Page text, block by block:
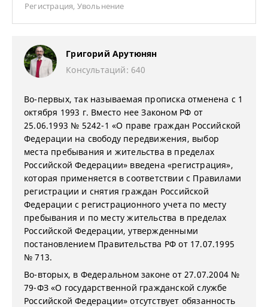
Регистрация, Увольнение
Григорий Арутюнян
Консультаций: 640
Во-первых, так называемая прописка отменена с 1
октября 1993 г. Вместо нее Законом РФ от
25.06.1993 № 5242-1 «О праве граждан Российской
Федерации на свободу передвижения, выбор
места пребывания и жительства в пределах
Российской Федерации» введена «регистрация»,
которая применяется в соответствии с Правилами
регистрации и снятия граждан Российской
Федерации с регистрационного учета по месту
пребывания и по месту жительства в пределах
Российской Федерации, утвержденными
постановлением Правительства РФ от 17.07.1995
№ 713.
Во-вторых, в Федеральном законе от 27.07.2004 №
79-ФЗ «О государственной гражданской службе
Российской Федерации» отсутствует обязанность